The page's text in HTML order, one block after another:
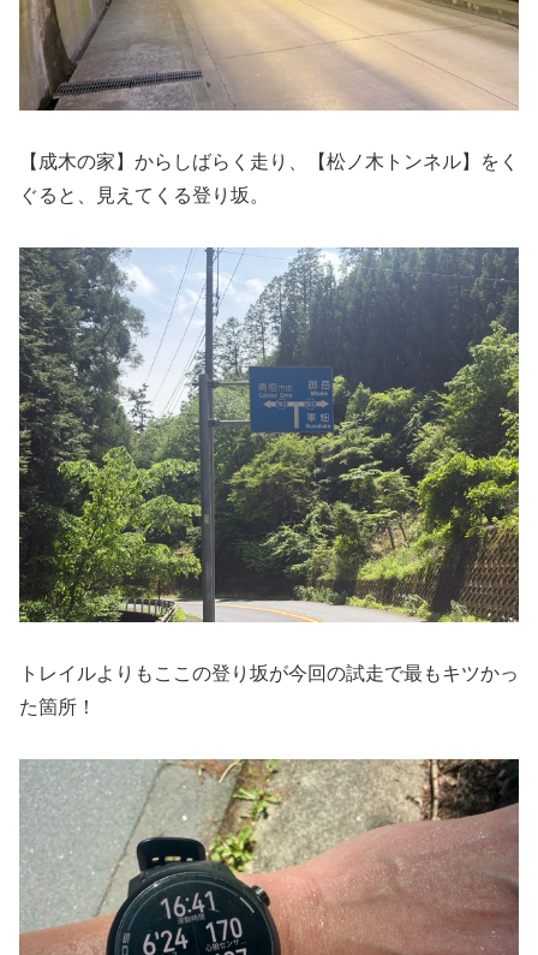
【成木の家】からしばらく走り、【松ノ木トンネル】をく
ぐると、見えてくる登り坂。
トレイルよりもここの登り坂が今回の試走で最もキツかっ
た箇所！